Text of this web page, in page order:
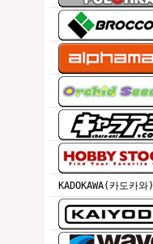
KADOKAWA(카도카와)